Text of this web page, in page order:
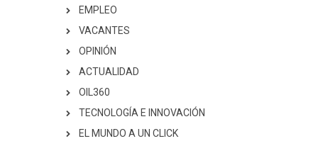
EMPLEO
VACANTES
OPINIÓN
ACTUALIDAD
OIL360
TECNOLOGÍA E INNOVACIÓN
EL MUNDO A UN CLICK